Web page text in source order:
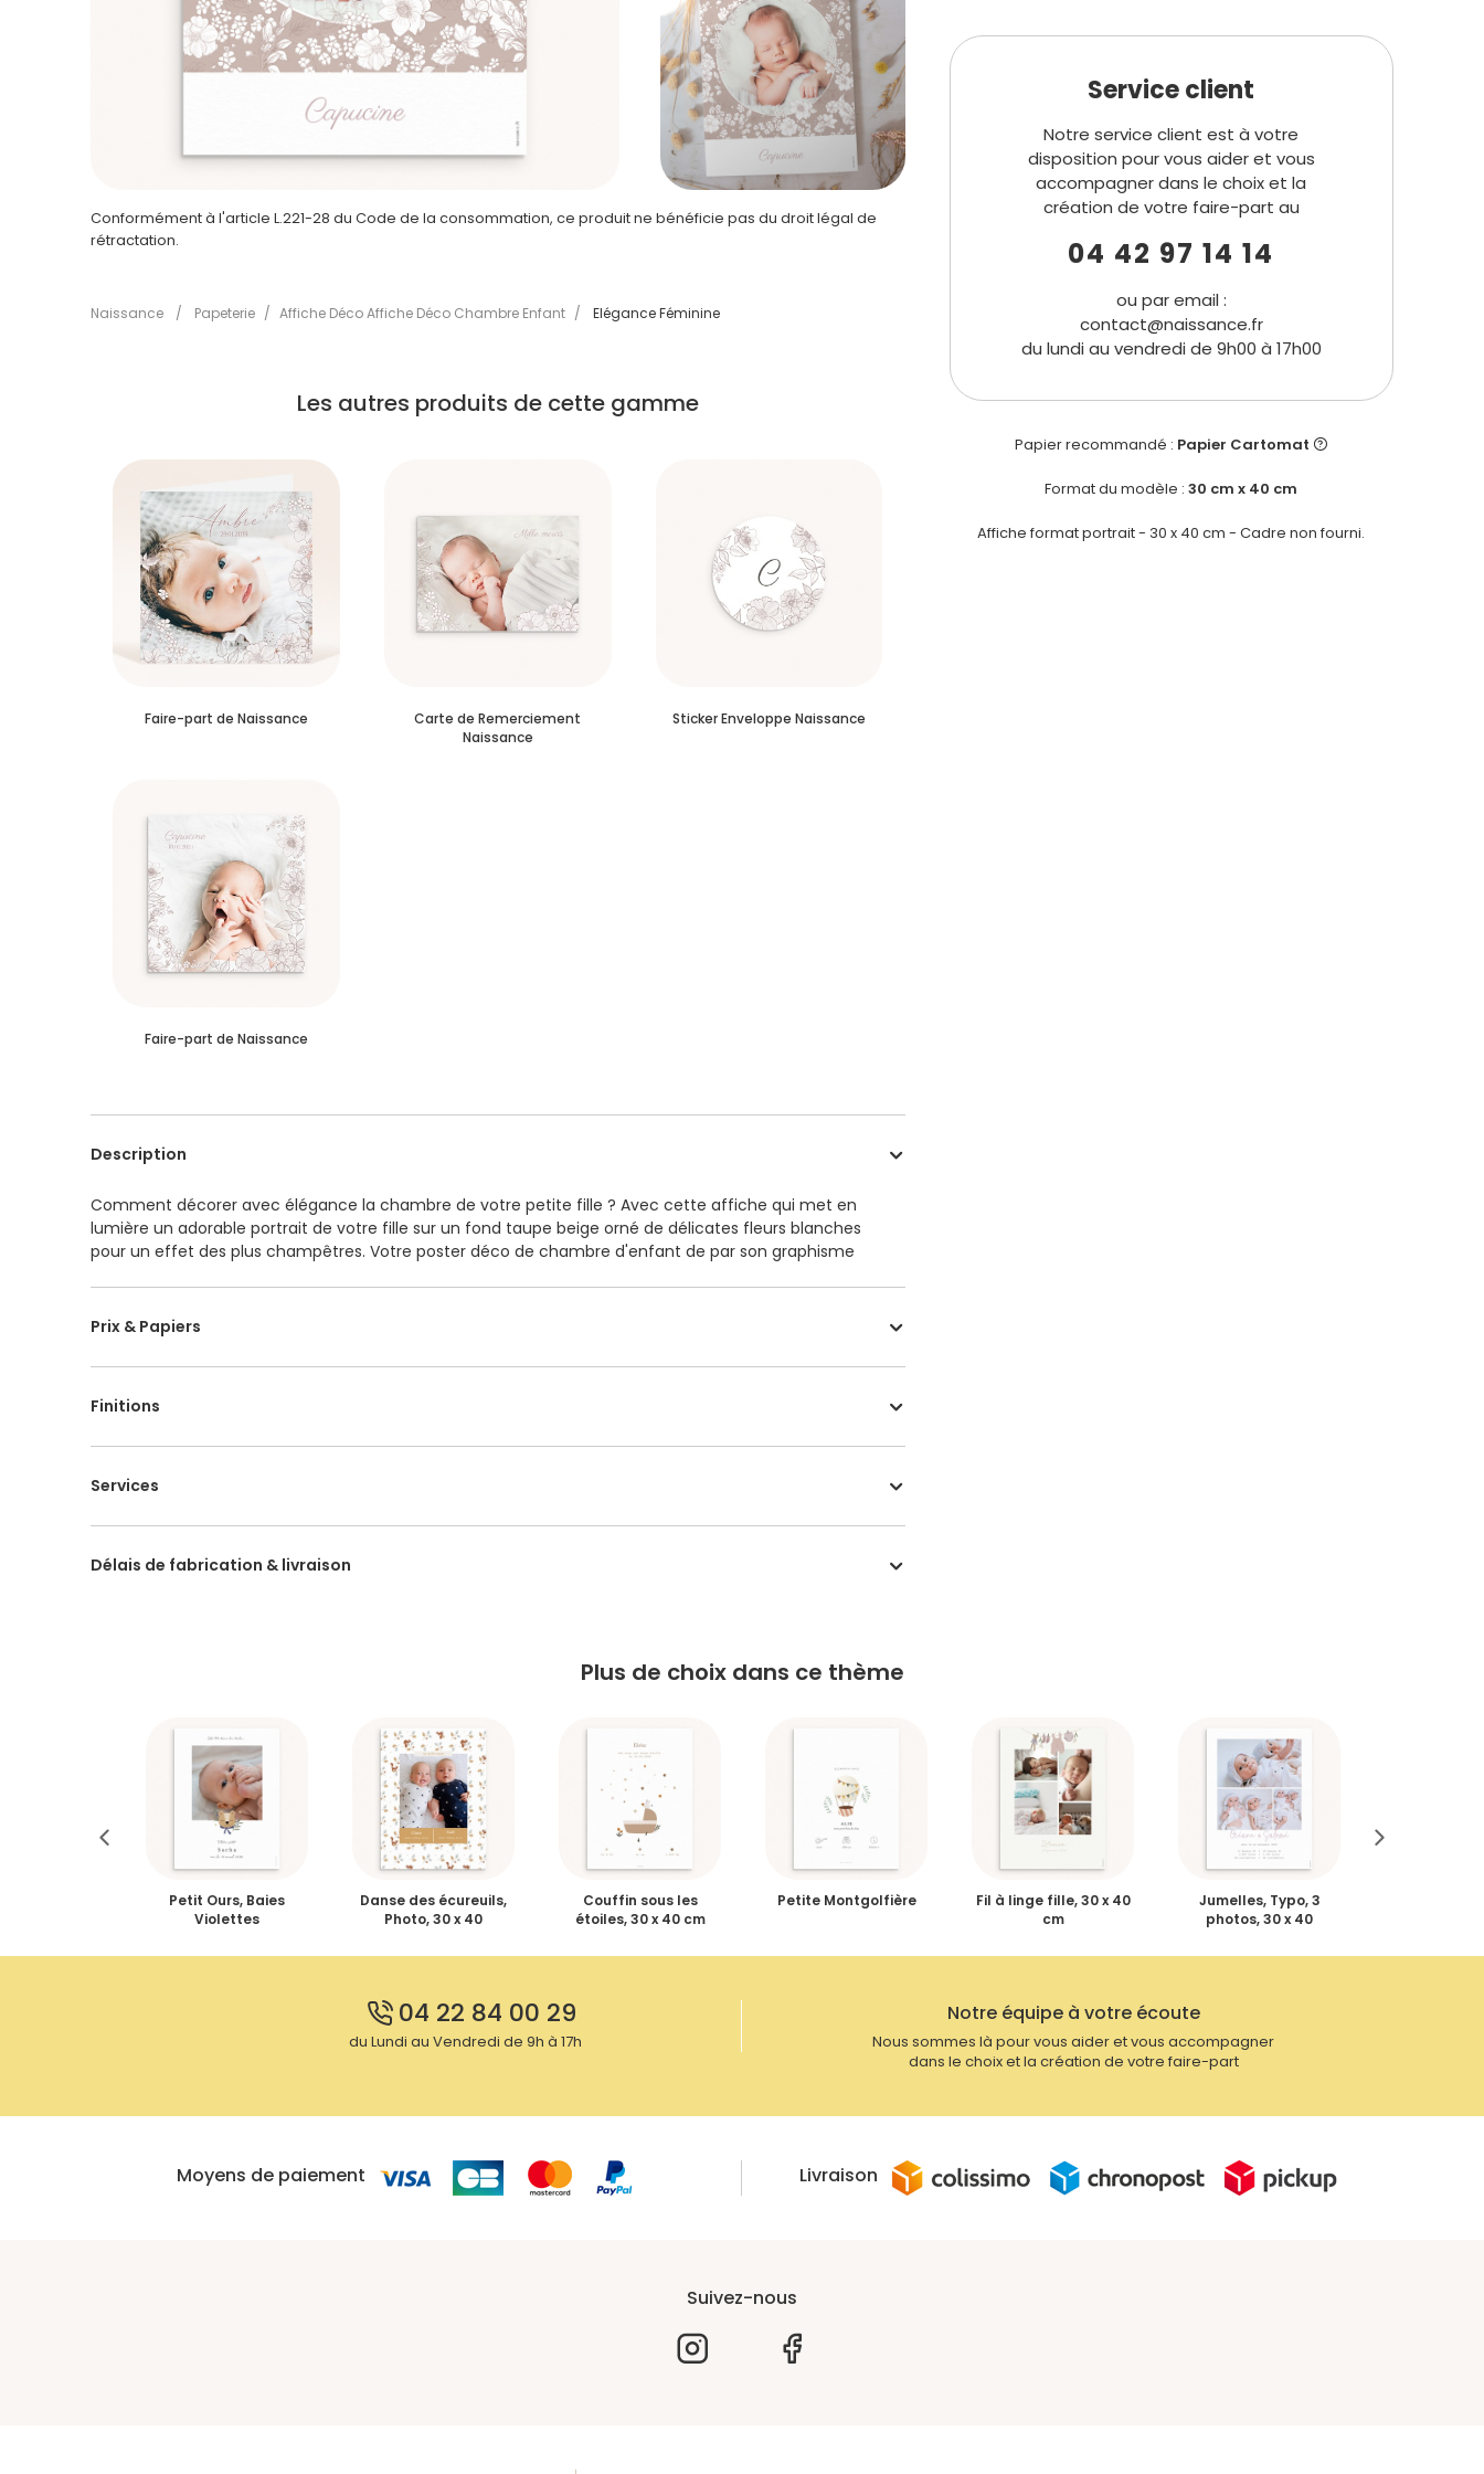
Papier recommandé : Papier Cartomat
Format du modèle : 30 cm x 40 cm
Affiche format portrait - 30 x 40 cm - Cadre non fourni.
Service client
Notre service client est à votre
disposition pour vous aider et vous
accompagner dans le choix et la
création de votre faire-part au
04 42 97 14 14
ou par email :
contact@naissance.fr
du lundi au vendredi de 9h00 à 17h00
Naissance / Papeterie / Affiche Déco Affiche Déco Chambre Enfant / Elégance Féminine
Description
Comment décorer avec élégance la chambre de votre petite fille ? Avec cette affiche qui met en
lumière un adorable portrait de votre fille sur un fond taupe beige orné de délicates fleurs blanches
pour un effet des plus champêtres. Votre poster déco de chambre d'enfant de par son graphisme
date de naissance ; accompagné ou non d'une citation inspirante. Impression proposée sur plusieurs
papiers haut de gamme au choix, sa dimension est de 30 x 40 cm. Livrée à plat sans encadrement.
Une question ? Contactez notre service client qui y répondra avec bienveillance en semaine.
Prix & Papiers
Finitions
Services
Délais de fabrication & livraison
Conformément à l'article L.221-28 du Code de la consommation, ce produit ne bénéficie pas du droit légal de
rétractation.
Les autres produits de cette gamme
Faire-part de Naissance
Carte de Remerciement
Naissance
Sticker Enveloppe Naissance
Faire-part de Naissance
Plus de choix dans ce thème
Petit Ours, Baies
Violettes
Danse des écureuils,
Photo, 30 x 40
Couffin sous les
étoiles, 30 x 40 cm
Petite Montgolfière
Fil à linge fille, 30 x 40
cm
Jumelles, Typo, 3
photos, 30 x 40
04 22 84 00 29
du Lundi au Vendredi de 9h à 17h
Notre équipe à votre écoute
Nous sommes là pour vous aider et vous accompagner
dans le choix et la création de votre faire-part
Moyens de paiement Livraison
Suivez-nous